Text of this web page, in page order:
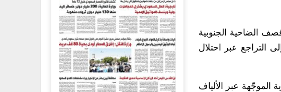
الضاحية الجنوبية
التراجع عبر احتلال
الموجّهة عبر الألياف